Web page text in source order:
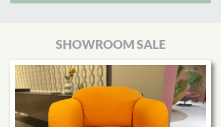
SHOWROOM SALE